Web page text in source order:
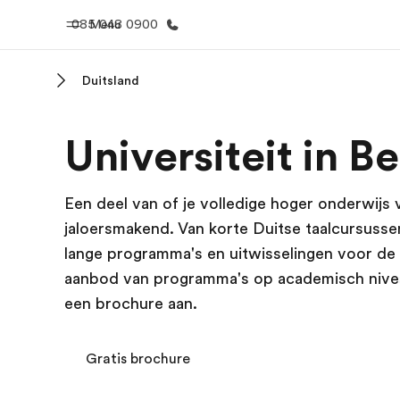
Menu
085 048 0900
Welkom bij EF Bekijk alles
Duitsland
Universiteit in
Een deel van of je volledige hoger onderwijs
jaloersmakend. Van korte Duitse
lange programma's en uitwisselingen voor
aanbod van programma's op academisch
een brochure aan.
Gratis brochure